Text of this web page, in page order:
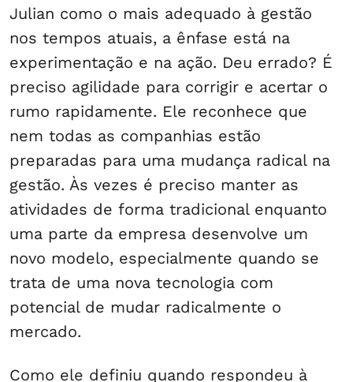
Julian como o mais adequado à gestão
nos tempos atuais, a ênfase está na
experimentação e na ação. Deu errado? É
preciso agilidade para corrigir e acertar o
rumo rapidamente. Ele reconhece que
nem todas as companhias estão
preparadas para uma mudança radical na
gestão. Às vezes é preciso manter as
atividades de forma tradicional enquanto
uma parte da empresa desenvolve um
novo modelo, especialmente quando se
trata de uma nova tecnologia com
potencial de mudar radicalmente o
mercado.
Como ele definiu quando respondeu à